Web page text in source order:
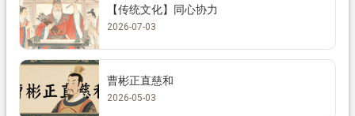
【传统文化】同心协力
2026-07-03
曹彬正直慈和
2026-05-03